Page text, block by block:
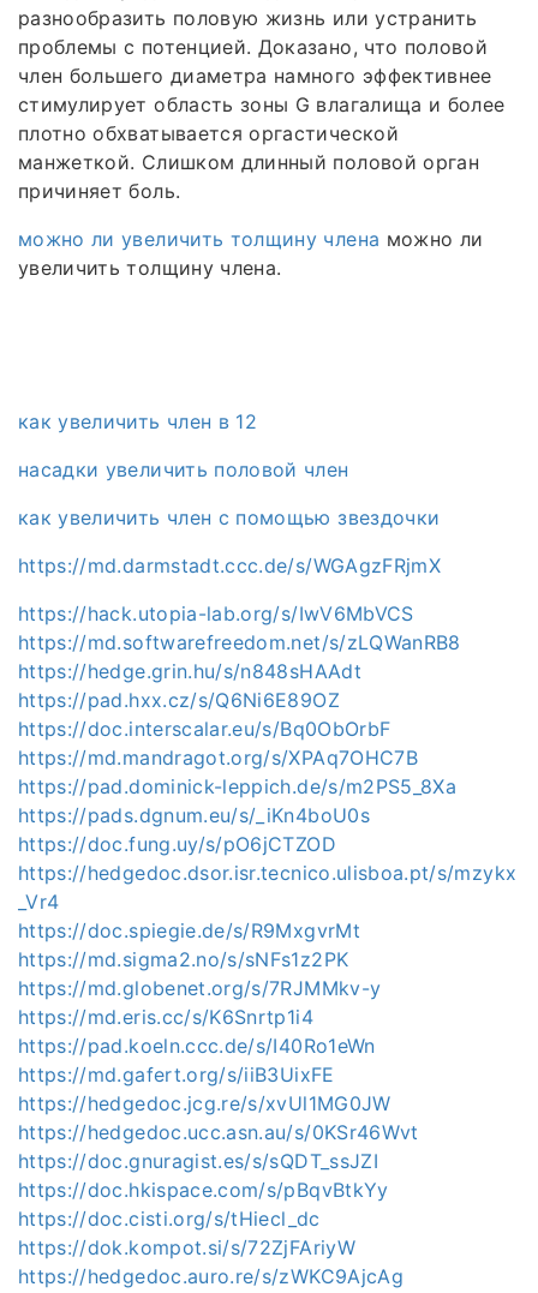
разнообразить половую жизнь или устранить
проблемы с потенцией. Доказано, что половой
член большего диаметра намного эффективнее
стимулирует область зоны G влагалища и более
плотно обхватывается оргастической
манжеткой. Слишком длинный половой орган
причиняет боль.
можно ли увеличить толщину члена можно ли
увеличить толщину члена.
как увеличить член в 12
насадки увеличить половой член
как увеличить член с помощью звездочки
https://md.darmstadt.ccc.de/s/WGAgzFRjmX
https://hack.utopia-lab.org/s/IwV6MbVCS
https://md.softwarefreedom.net/s/zLQWanRB8
https://hedge.grin.hu/s/n848sHAAdt
https://pad.hxx.cz/s/Q6Ni6E89OZ
https://doc.interscalar.eu/s/Bq0ObOrbF
https://md.mandragot.org/s/XPAq7OHC7B
https://pad.dominick-leppich.de/s/m2PS5_8Xa
https://pads.dgnum.eu/s/_iKn4boU0s
https://doc.fung.uy/s/pO6jCTZOD
https://hedgedoc.dsor.isr.tecnico.ulisboa.pt/s/mzykx
_Vr4
https://doc.spiegie.de/s/R9MxgvrMt
https://md.sigma2.no/s/sNFs1z2PK
https://md.globenet.org/s/7RJMMkv-y
https://md.eris.cc/s/K6Snrtp1i4
https://pad.koeln.ccc.de/s/I40Ro1eWn
https://md.gafert.org/s/iiB3UixFE
https://hedgedoc.jcg.re/s/xvUl1MG0JW
https://hedgedoc.ucc.asn.au/s/0KSr46Wvt
https://doc.gnuragist.es/s/sQDT_ssJZI
https://doc.hkispace.com/s/pBqvBtkYy
https://doc.cisti.org/s/tHiecl_dc
https://dok.kompot.si/s/72ZjFAriyW
https://hedgedoc.auro.re/s/zWKC9AjcAg